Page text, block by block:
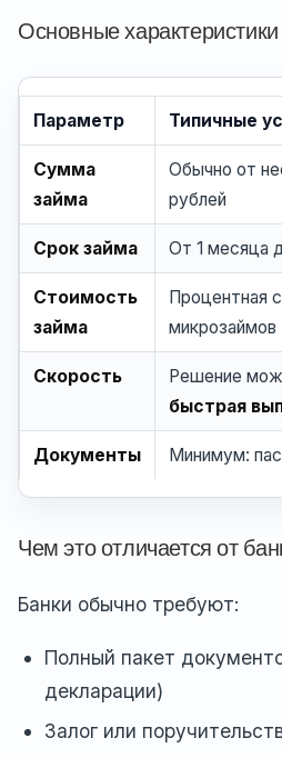
Основные характеристики
Параметр Типичные
Сумма
займа
Обычно от
рублей
Срок займа От 1 месяца
Стоимость
займа
Процентная
микрозаймов
Скорость
Решение
быстрая
Документы Минимум:
Чем это отличается от
Банки обычно требуют:
Полный пакет
декларации)
Залог или